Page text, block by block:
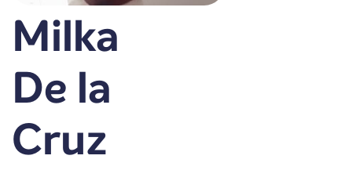
Milka
De la
Cruz